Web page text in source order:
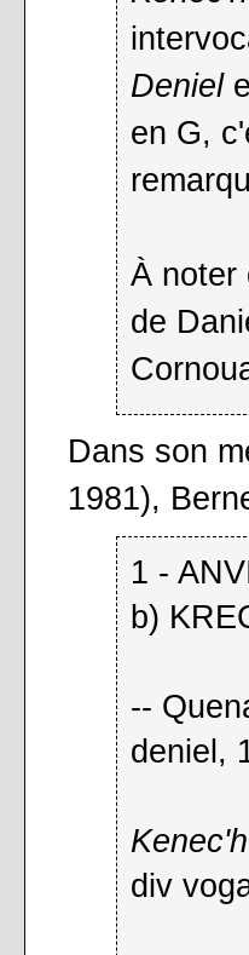
Deniel
en G,
À noter
de
Dans son
1981),
1 -
b)
--
deniel,
Kenec'h
div